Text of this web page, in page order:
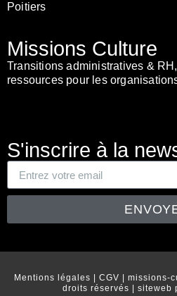
Poitiers
Missions Culture
Transitions administratives &
ressources pour les
S'inscrire à la
Mentions légales | CGV | missions-
droits réservés | siteweb